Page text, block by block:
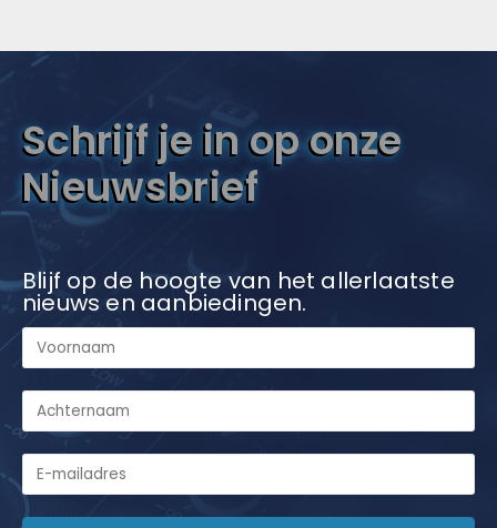
Schrijf je in op onze
Nieuwsbrief
Blijf op de hoogte van het allerlaatste
nieuws en aanbiedingen.